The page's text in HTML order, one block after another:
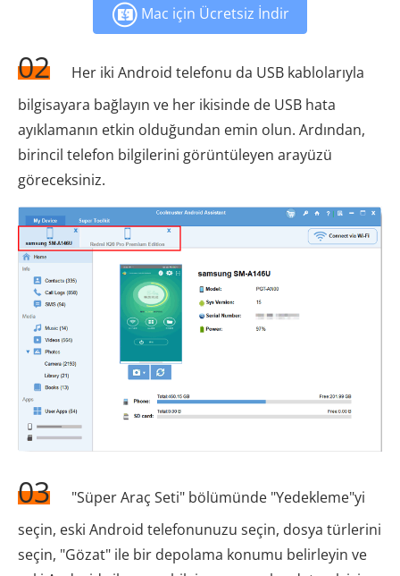
Mac için Ücretsiz İndir
02
Her iki Android telefonu da USB kablolarıyla
bilgisayara bağlayın ve her ikisinde de USB hata
ayıklamanın etkin olduğundan emin olun. Ardından,
birincil telefon bilgilerini görüntüleyen arayüzü
göreceksiniz.
03
"Süper Araç Seti" bölümünde "Yedekleme"yi
seçin, eski Android telefonunuzu seçin, dosya türlerini
seçin, "Gözat" ile bir depolama konumu belirleyin ve